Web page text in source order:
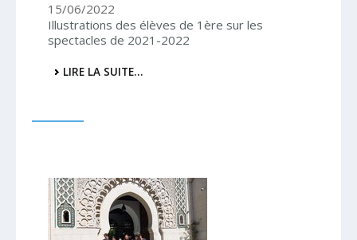
15/06/2022
Illustrations des élèves de 1ère sur les
spectacles de 2021-2022
PROJET
ET
1ÈRE
-
LIRE LA SUITE…